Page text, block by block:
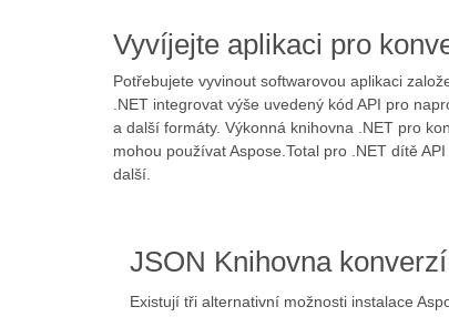
Vyvíjejte aplikaci pro
Potřebujete vyvinout softwarovou aplikaci
.NET integrovat výše uvedený kód API pro
a další formáty. Výkonná knihovna .NET pro
mohou používat Aspose.Total pro .NET dítě API
další.
JSON Knihovna
Existují tři alternativní možnosti instalace